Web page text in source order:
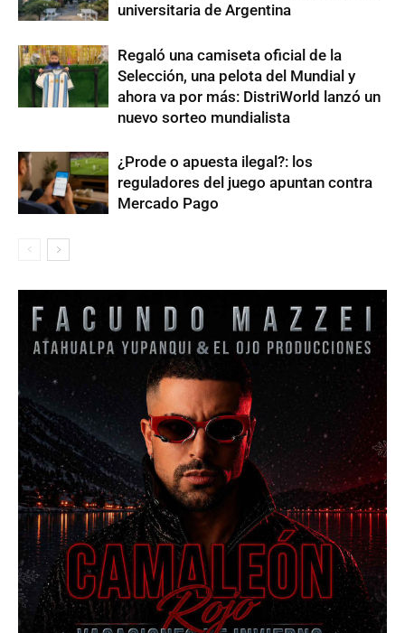
universitaria de Argentina
Regaló una camiseta oficial de la
Selección, una pelota del Mundial y
ahora va por más: DistriWorld lanzó un
nuevo sorteo mundialista
¿Prode o apuesta ilegal?: los
reguladores del juego apuntan contra
Mercado Pago